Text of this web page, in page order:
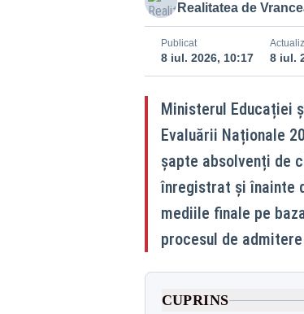
Realitatea de
Publicat
8 iul. 2026, 10:17 8 iul.
Ministerul Educației
Evaluării Naționale
șapte absolvenți de
înregistrat și înainte
mediile finale pe
procesul de
CUPRINS